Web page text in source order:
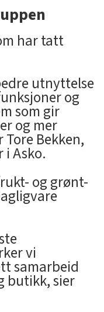
har tatt
utnyttelse
og
som gir
og mer
Bekken,
Asko.
og grønt-
vi
samarbeid
butikk, sier